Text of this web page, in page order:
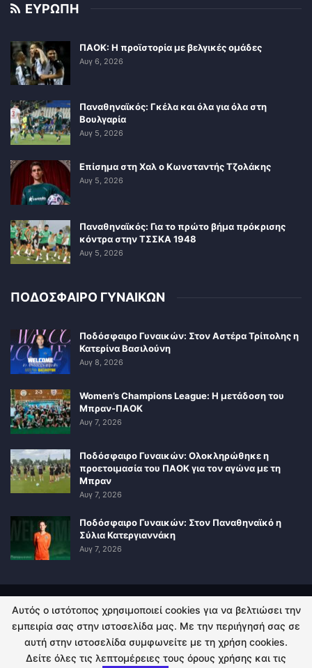
ΕΥΡΩΠΗ
ΠΑΟΚ: Η προϊστορία με βελγικές ομάδες
Αυγ 6, 2026
Παναθηναϊκός: Γκέλα και όλα για όλα στη
Βουλγαρία
Αυγ 5, 2026
Επίσημα στη Χαλ ο Κωνσταντής Τζολάκης
Αυγ 5, 2026
Παναθηναϊκός: Για το πρώτο βήμα πρόκρισης
κόντρα στην ΤΣΣΚΑ 1948
Αυγ 5, 2026
ΠΟΔΟΣΦΑΙΡΟ ΓΥΝΑΙΚΩΝ
Ποδόσφαιρο Γυναικών: Στον Αστέρα Τρίπολης η
Κατερίνα Βασιλούνη
Αυγ 8, 2026
Women’s Champions League: Η μετάδοση του
Μπραν-ΠΑΟΚ
Αυγ 7, 2026
Ποδόσφαιρο Γυναικών: Ολοκληρώθηκε η
προετοιμασία του ΠΑΟΚ για τον αγώνα με τη
Μπραν
Αυγ 7, 2026
Ποδόσφαιρο Γυναικών: Στον Παναθηναϊκό η
Σύλια Κατεργιαννάκη
Αυγ 7, 2026
ΠΟΛΙΤΙΚΗ ΑΠΟΡΡΗΤΟΥ ΕΠΙΚΟΙΝΩΝΙΑ
© 2026 - Kingsport.gr. All Rights Reserved.
Αυτός ο ιστότοπος χρησιμοποιεί cookies για να βελτιώσει την
εμπειρία σας στην ιστοσελίδα μας. Με την περιήγησή σας σε
αυτή στην ιστοσελίδα συμφωνείτε με τη χρήση cookies.
Δείτε όλες τις λεπτομέρειες τους όρους χρήσης και τις